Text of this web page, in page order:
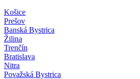
Košice
Prešov
Banská Bystrica
Žilina
Trenčín
Bratislava
Nitra
Považská Bystrica